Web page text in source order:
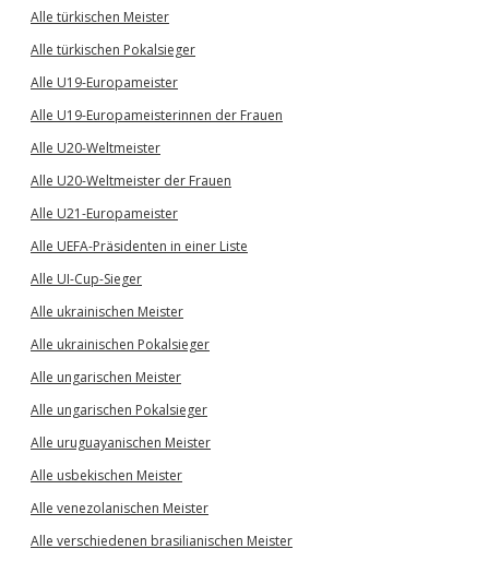
Alle türkischen Meister
Alle türkischen Pokalsieger
Alle U19-Europameister
Alle U19-Europameisterinnen der Frauen
Alle U20-Weltmeister
Alle U20-Weltmeister der Frauen
Alle U21-Europameister
Alle UEFA-Präsidenten in einer Liste
Alle UI-Cup-Sieger
Alle ukrainischen Meister
Alle ukrainischen Pokalsieger
Alle ungarischen Meister
Alle ungarischen Pokalsieger
Alle uruguayanischen Meister
Alle usbekischen Meister
Alle venezolanischen Meister
Alle verschiedenen brasilianischen Meister